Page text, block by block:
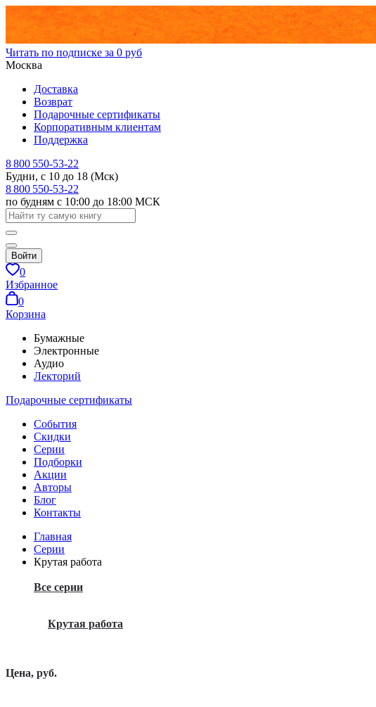
Читать по подписке за 0 руб
Москва
Доставка
Возврат
Подарочные сертификаты
Корпоративным клиентам
Поддержка
8 800 550-53-22
Будни, с 10 до 18 (Мск)
8 800 550-53-22
по будням с 10:00 до 18:00 МСК
Войти
0
Избранное
0
Корзина
Бумажные
Электронные
Аудио
Лекторий
Подарочные сертификаты
События
Скидки
Серии
Подборки
Акции
Авторы
Блог
Контакты
Главная
Серии
Крутая работа
Все серии
Крутая работа
Цена, руб.